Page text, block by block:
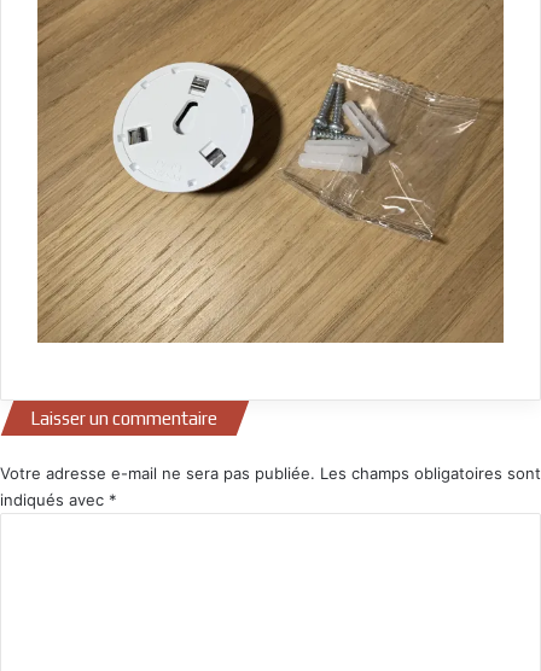
Laisser un commentaire
Votre adresse e-mail ne sera pas publiée. Les champs obligatoires sont
indiqués avec *